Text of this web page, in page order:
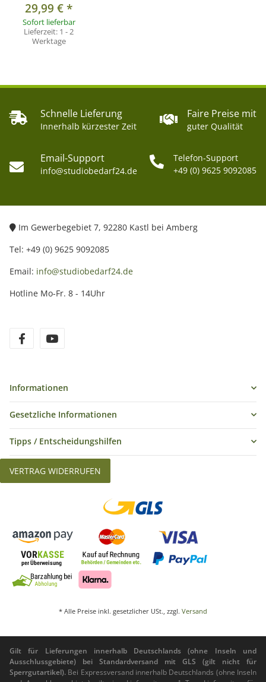
29,99 €*
Sofort lieferbar
Lieferzeit: 1 - 2
Werktage
Schnelle Lieferung
Innerhalb kürzester Zeit
Faire Preise mit
guter Qualität
Email-Support
info@studiobedarf24.de
Telefon-Support
+49 (0) 9625 9092085
Im Gewerbegebiet 7, 92280 Kastl bei Amberg
Tel: +49 (0) 9625 9092085
Email: info@studiobedarf24.de
Hotline Mo-Fr. 8 - 14Uhr
Informationen
Gesetzliche Informationen
Tipps / Entscheidungshilfen
VERTRAG WIDERRUFEN
* Alle Preise inkl. gesetzlicher USt., zzgl. Versand
Gilt für Lieferungen innerhalb Deutschlands (ohne Inseln und
Ausschlussgebiete) bei Standardversand mit GLS (gilt nicht für
Sperrgutartikel). Bei Expressversand innerhalb Deutschlands (ohne Inseln